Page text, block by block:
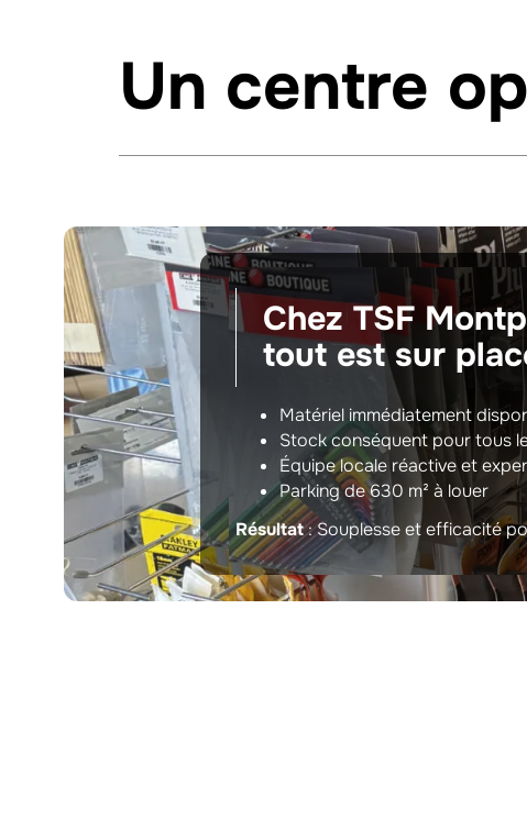
Un centre
Chez TSF
tout est sur
Matériel immédiatement
Stock conséquent pour tous
Équipe locale réactive et
Parking de 630 m² à louer
Résultat: Souplesse et efficacité